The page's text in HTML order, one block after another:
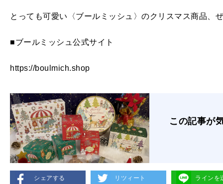
とっても可愛い〈ブールミッシュ〉のクリスマス商品、
■ブールミッシュ公式サイト
https://boulmich.shop
この記事が
シェアする リツィート ラインを